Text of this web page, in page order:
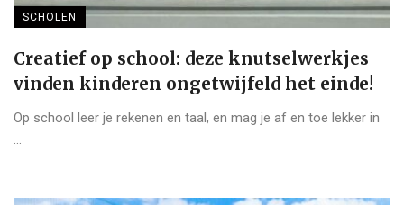
SCHOLEN
Creatief op school: deze knutselwerkjes
vinden kinderen ongetwijfeld het einde!
Op school leer je rekenen en taal, en mag je af en toe lekker in
...